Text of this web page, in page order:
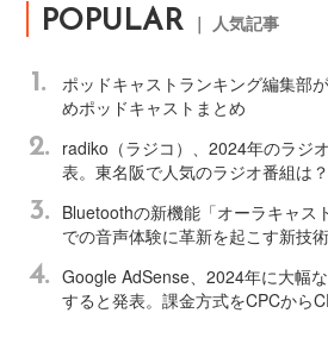
POPULAR ｜ 人気記事
1.
ポッドキャストランキング編集部
めポッドキャストまとめ
2.
radiko（ラジコ）、2024年のラジ
表。東名阪で人気のラジオ番組は？
3.
Bluetoothの新機能「オーラキャス
での音声体験に革新を起こす新技術
4. Google AdSense、2024年に大幅
すると発表。課金方式をCPCから